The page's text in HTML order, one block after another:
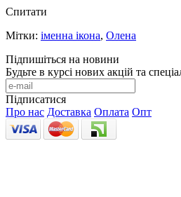
Спитати
Мітки: іменна ікона, Олена
Підпишіться на новини
Будьте в курсі нових акцій та
Підписатися
Про нас Доставка Оплата Опт